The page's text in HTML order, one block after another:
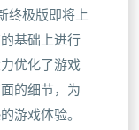
终极版即将上
基础上进行
优化了游戏
的细节，为
游戏体验。